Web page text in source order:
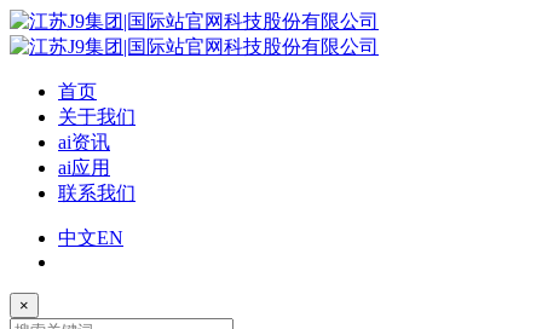
首页
关于我们
ai资讯
ai应用
联系我们
中文EN
×